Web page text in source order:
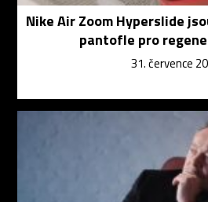
Nike Air Zoom Hyperslide
pantofle pro
31. července